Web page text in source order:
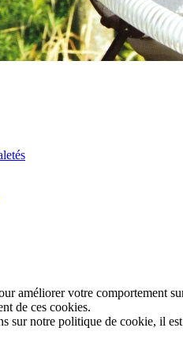
améliorer votre comportement
de ces cookies.
sur notre politique de cookie, il